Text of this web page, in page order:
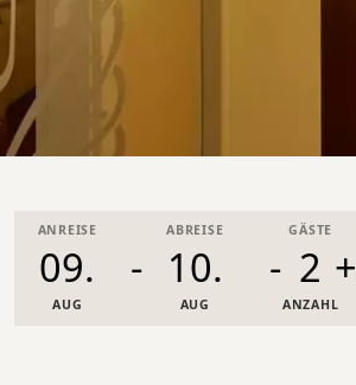
ANREISE
AUG
-
ABREISE
AUG
GÄSTE
- 2 +
ANZAHL